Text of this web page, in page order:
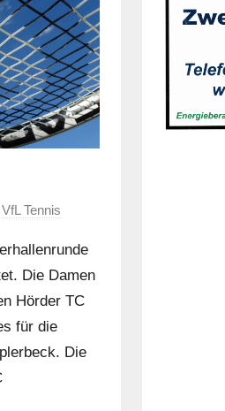
VfL Tennis
Die Damen
Hörder TC
für die
Die